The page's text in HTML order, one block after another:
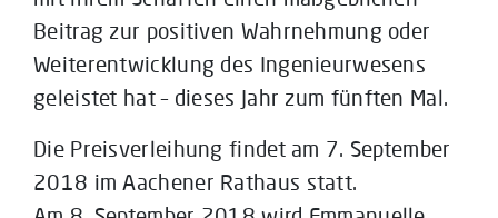
Beitrag zur positiven Wahrnehmung oder
Weiterentwicklung des Ingenieurwesens
geleistet hat – dieses Jahr zum fünften Mal.
Die Preisverleihung findet am 7. September
2018 im Aachener Rathaus statt.